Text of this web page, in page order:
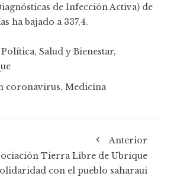
de Infección Activa) de
ha bajado a 337,4.
Política, Salud y Bienestar,
coronavirus, Medicina
Anterior
Tierra Libre de Ubrique
con el pueblo saharaui